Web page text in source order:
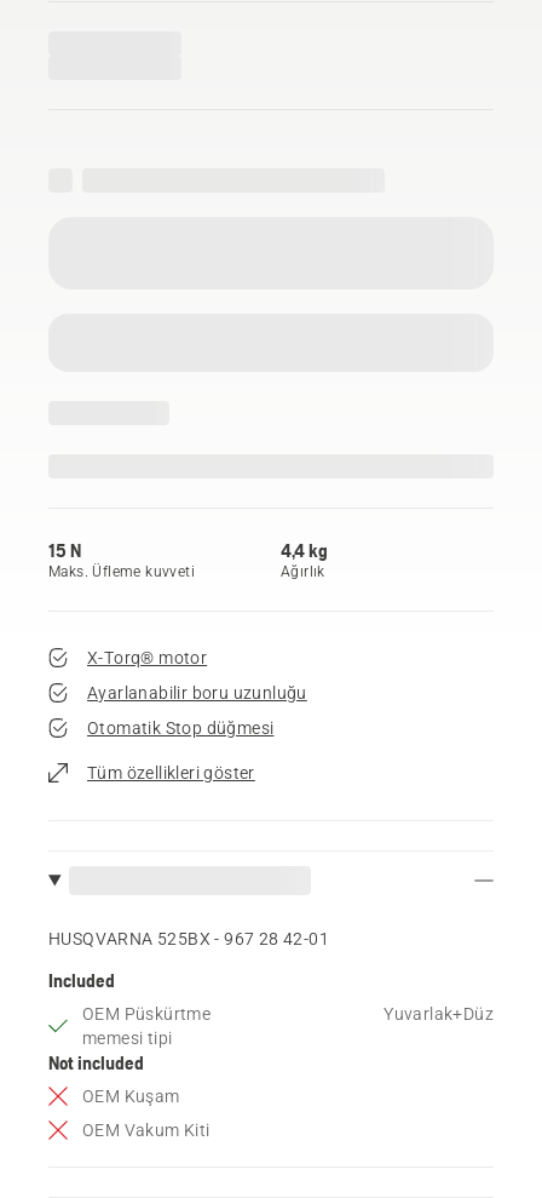
15 N
Maks. Üfleme kuvveti
4,4 kg
Ağırlık
X-Torq® motor
Ayarlanabilir boru uzunluğu
Otomatik Stop düğmesi
Tüm özellikleri göster
HUSQVARNA 525BX - 967 28 42‑01
Included
OEM Püskürtme
memesi tipi
Yuvarlak+Düz
Not included
OEM Kuşam
OEM Vakum Kiti